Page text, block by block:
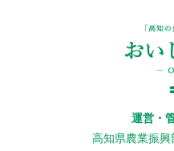
運営・
高知県農業振